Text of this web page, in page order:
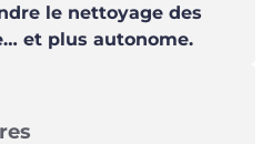
le nettoyage des
et plus autonome.